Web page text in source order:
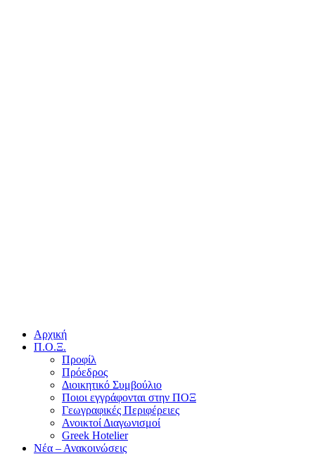
Αρχική
Π.Ο.Ξ.
Προφίλ
Πρόεδρος
Διοικητικό Συμβούλιο
Ποιοι εγγράφονται στην ΠΟΞ
Γεωγραφικές Περιφέρειες
Ανοικτοί Διαγωνισμoί
Greek Hotelier
Νέα – Ανακοινώσεις